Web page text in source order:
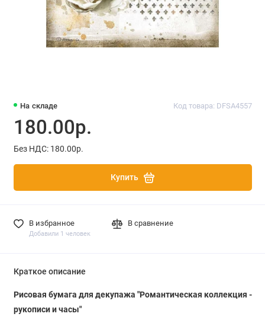
На складе Код товара: DFSA4557
180.00р.
Без НДС: 180.00р.
Купить
В избранное
Добавили 1 человек
В сравнение
Краткое описание
Рисовая бумага для декупажа "Романтическая коллекция -
рукописи и часы"